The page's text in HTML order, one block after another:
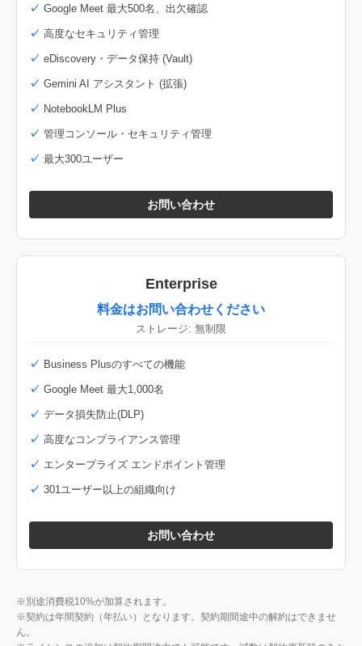
Google Meet 最大500名、出欠確認
高度なセキュリティ管理
eDiscovery・データ保持 (Vault)
Gemini AI アシスタント (拡張)
NotebookLM Plus
管理コンソール・セキュリティ管理
最大300ユーザー
お問い合わせ
Enterprise
料金はお問い合わせください
ストレージ: 無制限
Business Plusのすべての機能
Google Meet 最大1,000名
データ損失防止(DLP)
高度なコンプライアンス管理
エンタープライズ エンドポイント管理
301ユーザー以上の組織向け
お問い合わせ
※別途消費税10%が加算されます。
※契約は年間契約（年払い）となります。契約期間途中の解約はできませ
ん。